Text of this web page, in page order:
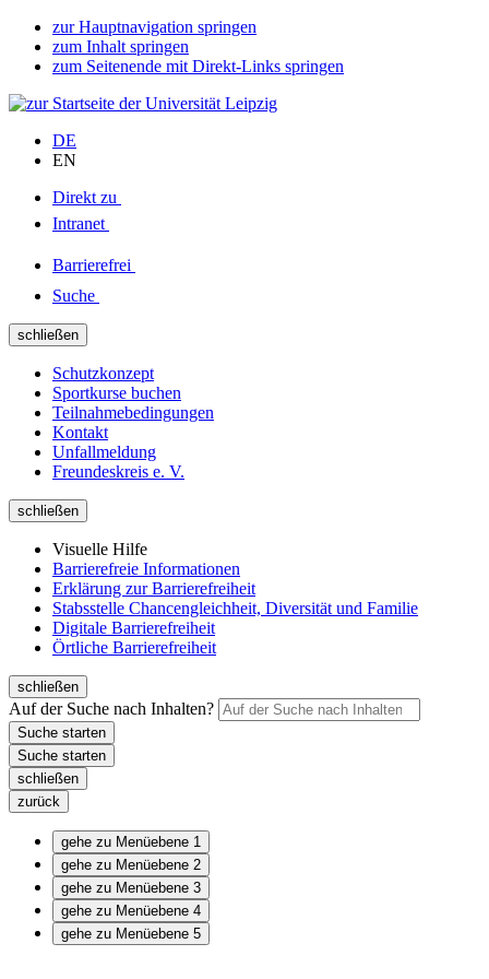
zur Hauptnavigation springen
zum Inhalt springen
zum Seitenende mit Direkt-Links springen
DE
EN
Direkt zu
Intranet
Barrierefrei
Suche
schließen
Schutzkonzept
Sportkurse buchen
Teilnahmebedingungen
Kontakt
Unfallmeldung
Freundeskreis e. V.
schließen
Visuelle Hilfe
Barrierefreie Informationen
Erklärung zur Barrierefreiheit
Stabsstelle Chancengleichheit, Diversität und Familie
Digitale Barrierefreiheit
Örtliche Barrierefreiheit
schließen
Auf der Suche nach Inhalten?
schließen
zurück
gehe zu Menüebene 1
gehe zu Menüebene 2
gehe zu Menüebene 3
gehe zu Menüebene 4
gehe zu Menüebene 5